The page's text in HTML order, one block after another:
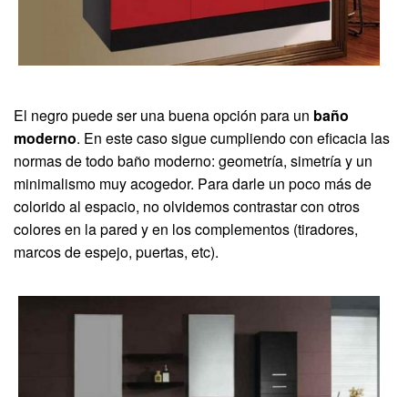
El negro puede ser una buena opción para un baño
moderno. En este caso sigue cumpliendo con eficacia las
normas de todo baño moderno: geometría, simetría y un
minimalismo muy acogedor. Para darle un poco más de
colorido al espacio, no olvidemos contrastar con otros
colores en la pared y en los complementos (tiradores,
marcos de espejo, puertas, etc).